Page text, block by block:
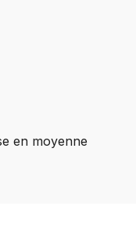
en moyenne